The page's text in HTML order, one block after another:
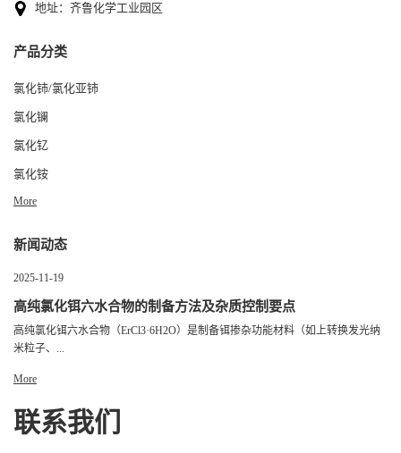
地址：齐鲁化学工业园区
产品分类
氯化铈/氯化亚铈
氯化镧
氯化钇
氯化铵
More
新闻动态
2025-11-19
高纯氯化铒六水合物的制备方法及杂质控制要点
高纯氯化铒六水合物（ErCl3·6H2O）是制备铒掺杂功能材料（如上转换发光纳
米粒子、...
More
联系我们